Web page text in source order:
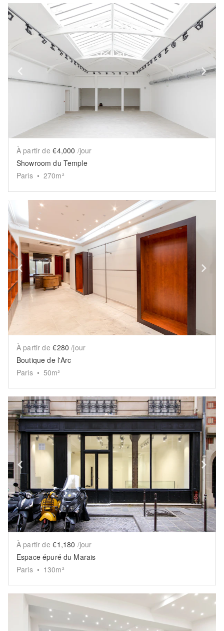
Show previous slide
À partir de €4,000 /jour
Showroom du Temple
Paris • 270m²
Show previous slide
À partir de €280 /jour
Boutique de l'Arc
Paris • 50m²
Show previous slide
À partir de €1,180 /jour
Espace épuré du Marais
Paris • 130m²